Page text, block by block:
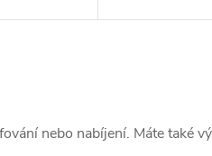
nebo nabíjení. Máte také